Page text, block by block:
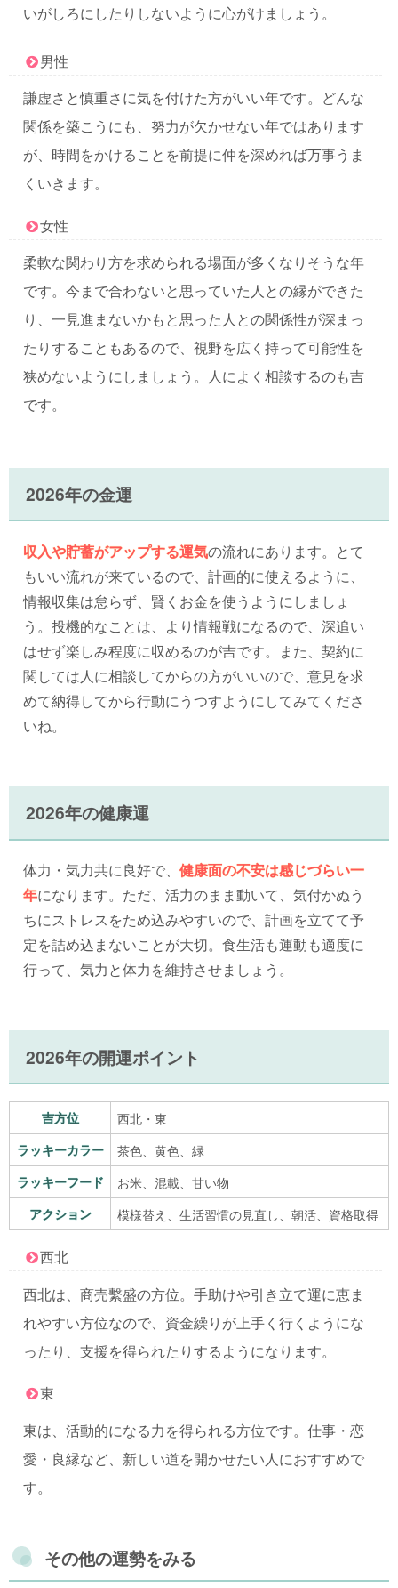
いがしろにしたりしないように心がけましょう。
男性
謙虚さと慎重さに気を付けた方がいい年です。どんな
関係を築こうにも、努力が欠かせない年ではあります
が、時間をかけることを前提に仲を深めれば万事うま
くいきます。
女性
柔軟な関わり方を求められる場面が多くなりそうな年
です。今まで合わないと思っていた人との縁ができた
り、一見進まないかもと思った人との関係性が深まっ
たりすることもあるので、視野を広く持って可能性を
狭めないようにしましょう。人によく相談するのも吉
です。
2026年の金運
収入や貯蓄がアップする運気の流れにあります。とて
もいい流れが来ているので、計画的に使えるように、
情報収集は怠らず、賢くお金を使うようにしましょ
う。投機的なことは、より情報戦になるので、深追い
はせず楽しみ程度に収めるのが吉です。また、契約に
関しては人に相談してからの方がいいので、意見を求
めて納得してから行動にうつすようにしてみてくださ
いね。
2026年の健康運
体力・気力共に良好で、 健康面の不安は感じづらい一
年になります。ただ、活力のまま動いて、気付かぬう
ちにストレスをため込みやすいので、計画を立てて予
定を詰め込まないことが大切。食生活も運動も適度に
行って、気力と体力を維持させましょう。
2026年の開運ポイント
吉方位 西北・東
ラッキーカラー 茶色、黄色、緑
ラッキーフード お米、混載、甘い物
アクション 模様替え、生活習慣の見直し、朝活、資格取得
西北
西北は、商売繫盛の方位。手助けや引き立て運に恵ま
れやすい方位なので、資金繰りが上手く行くようにな
ったり、支援を得られたりするようになります。
東
東は、活動的になる力を得られる方位です。仕事・恋
愛・良縁など、新しい道を開かせたい人におすすめで
す。
その他の運勢をみる